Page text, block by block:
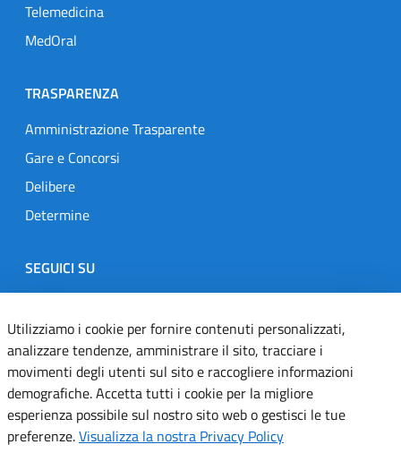
Telemedicina
MedOral
TRASPARENZA
Amministrazione Trasparente
Gare e Concorsi
Delibere
Determine
SEGUICI SU
Designers Italia
TwitterInstagramYoutubeLinkedin
Dichiarazione di accessibilità
Informativa cookie
Utilizziamo i cookie per fornire contenuti personalizzati,
analizzare tendenze, amministrare il sito, tracciare i
movimenti degli utenti sul sito e raccogliere informazioni
demografiche. Accetta tutti i cookie per la migliore
esperienza possibile sul nostro sito web o gestisci le tue
preferenze.Visualizza la nostra Privacy Policy